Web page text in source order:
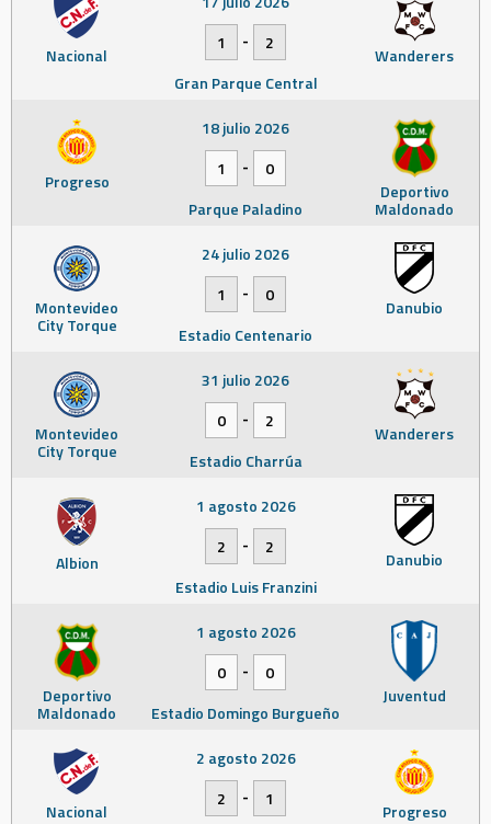
Nacional Wanderers
1
-
2
Gran Parque Central
Progreso Deportivo
Maldonado
18 julio 2026
1
-
0
Parque Paladino
Montevideo
City Torque
Danubio
24 julio 2026
1
-
0
Estadio Centenario
Montevideo
City Torque
Wanderers
31 julio 2026
0
-
2
Estadio Charrúa
Albion Danubio
1 agosto 2026
2
-
2
Estadio Luis Franzini
Deportivo
Maldonado
Juventud
1 agosto 2026
0
-
0
Estadio Domingo Burgueño
Nacional Progreso
2 agosto 2026
2
- 1